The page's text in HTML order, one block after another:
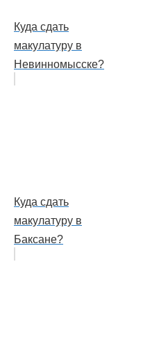
Куда сдать
макулатуру в
Невинномысске?
Куда сдать
макулатуру в
Баксане?